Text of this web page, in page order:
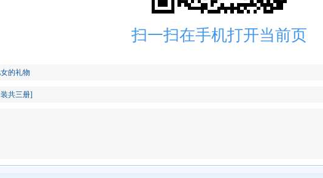
扫一扫在手机打开当前页
的礼物
共三册]